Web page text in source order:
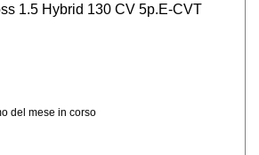
1.5 Hybrid 130 CV 5p.E-CVT
del mese in corso